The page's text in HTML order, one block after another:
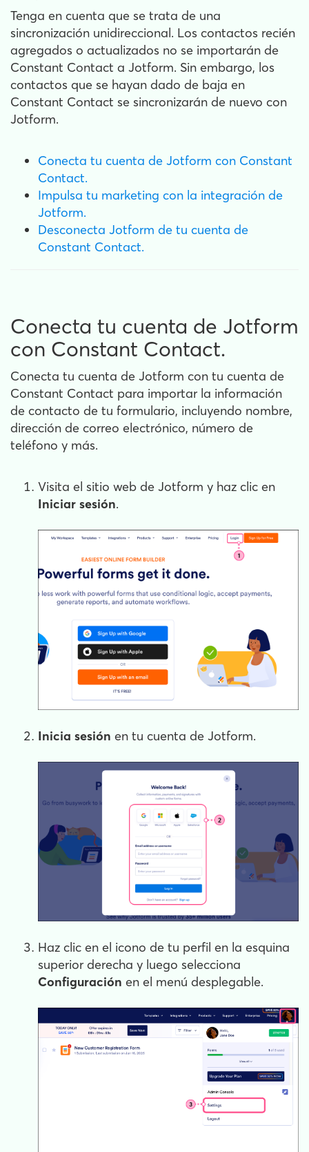
Tenga en cuenta que se trata de una
sincronización unidireccional. Los contactos recién
agregados o actualizados no se importarán de
Constant Contact a Jotform. Sin embargo, los
contactos que se hayan dado de baja en
Constant Contact se sincronizarán de nuevo con
Jotform.
Conecta tu cuenta de Jotform con Constant
Contact.
Impulsa tu marketing con la integración de
Jotform.
Desconecta Jotform de tu cuenta de
Constant Contact.
Conecta tu cuenta de Jotform
con Constant Contact.
Conecta tu cuenta de Jotform con tu cuenta de
Constant Contact para importar la información
de contacto de tu formulario, incluyendo nombre,
dirección de correo electrónico, número de
teléfono y más.
Visita el sitio web de Jotform y haz clic en
Iniciar sesión.
Inicia sesión en tu cuenta de Jotform.
Haz clic en el icono de tu perfil en la esquina
superior derecha y luego selecciona
Configuración en el menú desplegable.